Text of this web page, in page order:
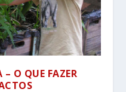
– O QUE FAZER